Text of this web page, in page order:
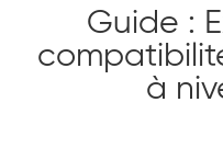
Guide :
à